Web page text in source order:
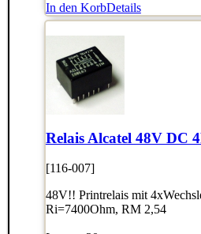
In den KorbDetails
Relais Alcatel 48V DC
[116-007]
48V!! Printrelais mit
Ri=7400Ohm, RM 2,54